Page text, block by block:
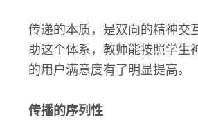
传递的本质，是双向的精神交
助这个体系，教师能按照学生
的用户满意度有了明显提高。
传播的序列性